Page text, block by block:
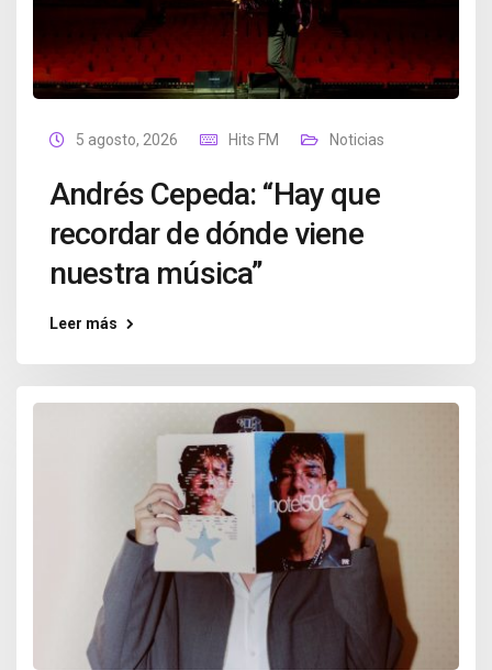
5 agosto, 2026 Hits FM Noticias
Andrés Cepeda: “Hay que
recordar de dónde viene
nuestra música”
Leer más